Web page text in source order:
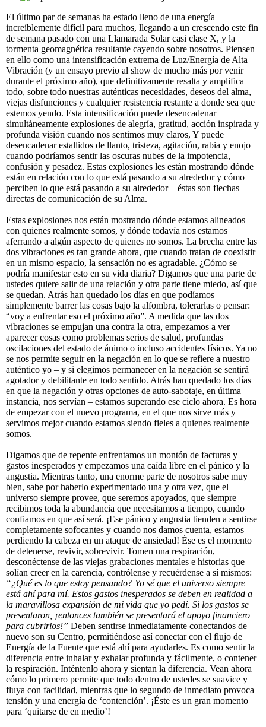
El último par de semanas ha estado lleno de una energía
increíblemente difícil para muchos, llegando a un crescendo este fin
de semana pasado con una Llamarada Solar casi clase X, y la
tormenta geomagnética resultante cayendo sobre nosotros. Piensen
en ello como una intensificación extrema de Luz/Energía de Alta
Vibración (y un ensayo previo al show de mucho más por venir
durante el próximo año), que definitivamente resalta y amplifica
todo, sobre todo nuestras auténticas necesidades, deseos del alma,
viejas disfunciones y cualquier resistencia restante a donde sea que
estemos yendo. Esta intensificación puede desencadenar
simultáneamente explosiones de alegría, gratitud, acción inspirada y
profunda visión cuando nos sentimos muy claros, Y puede
desencadenar estallidos de llanto, tristeza, agitación, rabia y enojo
cuando podríamos sentir las oscuras nubes de la impotencia,
confusión y pesadez. Estas explosiones les están mostrando dónde
están en relación con lo que está pasando a su alrededor y cómo
perciben lo que está pasando a su alrededor – éstas son flechas
directas de comunicación de su Alma.
Estas explosiones nos están mostrando dónde estamos alineados
con quienes realmente somos, y dónde todavía nos estamos
aferrando a algún aspecto de quienes no somos. La brecha entre las
dos vibraciones es tan grande ahora, que cuando tratan de coexistir
en un mismo espacio, la sensación no es agradable. ¿Cómo se
podría manifestar esto en su vida diaria? Digamos que una parte de
ustedes quiere salir de una relación y otra parte tiene miedo, así que
se quedan. Atrás han quedado los días en que podíamos
simplemente barrer las cosas bajo la alfombra, tolerarlas o pensar:
“voy a enfrentar eso el próximo año”. A medida que las dos
vibraciones se empujan una contra la otra, empezamos a ver
aparecer cosas como problemas serios de salud, profundas
oscilaciones del estado de ánimo o incluso accidentes físicos. Ya no
se nos permite seguir en la negación en lo que se refiere a nuestro
auténtico yo – y si elegimos permanecer en la negación se sentirá
agotador y debilitante en todo sentido. Atrás han quedado los días
en que la negación y otras opciones de auto-sabotaje, en última
instancia, nos servían – estamos superando ese ciclo ahora. Es hora
de empezar con el nuevo programa, en el que nos sirve más y
servimos mejor cuando estamos siendo fieles a quienes realmente
somos.
Digamos que de repente enfrentamos un montón de facturas y
gastos inesperados y empezamos una caída libre en el pánico y la
angustia. Mientras tanto, una enorme parte de nosotros sabe muy
bien, sabe por haberlo experimentado una y otra vez, que el
universo siempre provee, que seremos apoyados, que siempre
recibimos toda la abundancia que necesitamos a tiempo, cuando
confiamos en que así será. ¡Ese pánico y angustia tienden a sentirse
completamente sofocantes y cuando nos damos cuenta, estamos
perdiendo la cabeza en un ataque de ansiedad! Ése es el momento
de detenerse, revivir, sobrevivir. Tomen una respiración,
desconéctense de las viejas grabaciones mentales e historias que
solían creer en la carencia, contrólense y recuérdense a sí mismos:
“¿Qué es lo que estoy pensando? Yo sé que el universo siempre
está ahí para mí. Estos gastos inesperados se deben en realidad a
la maravillosa expansión de mi vida que yo pedí. Si los gastos se
presentaron, ¡entonces también se presentará el apoyo financiero
para cubrirlos!” Deben sentirse inmediatamente conectandos de
nuevo son su Centro, permitiéndose así conectar con el flujo de
Energía de la Fuente que está ahí para ayudarles. Es como sentir la
diferencia entre inhalar y exhalar profunda y fácilmente, o contener
la respiración. Inténtenlo ahora y sientan la diferencia. Vean ahora
cómo lo primero permite que todo dentro de ustedes se suavice y
fluya con facilidad, mientras que lo segundo de inmediato provoca
tensión y una energía de ‘contención’. ¡Éste es un gran momento
para ‘quitarse de en medio’!